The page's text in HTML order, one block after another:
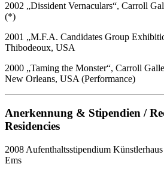
2002 „Dissident Vernaculars“, Carroll
(*)
2001 „M.F.A. Candidates Group
Thibodeoux, USA
2000 „Taming the Monster“, Carroll
New Orleans, USA (Performance)
Anerkennung & Stipendien /
Residencies
2008 Aufenthaltsstipendium
Ems